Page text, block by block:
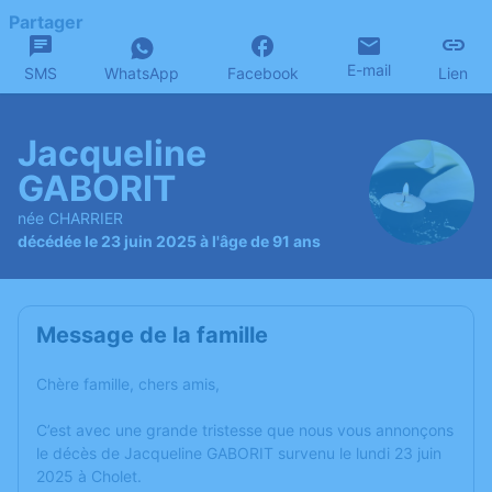
Partager
SMS WhatsApp Facebook E-mail Lien
Jacqueline
GABORIT
née CHARRIER
décédée le 23 juin 2025 à l'âge de 91 ans
Message de la famille
Chère famille, chers amis,
C’est avec une grande tristesse que nous vous annonçons
le décès de Jacqueline GABORIT survenu le lundi 23 juin
2025 à Cholet.